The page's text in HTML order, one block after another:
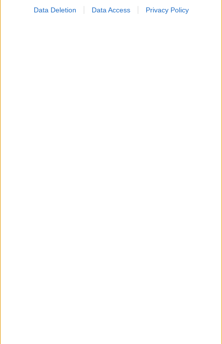
Data Deletion Data Access Privacy Policy
2022. május 28. 22:04
Küldés Küldés Messengeren